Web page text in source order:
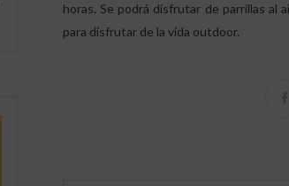
horas. Se podrá disfrutar de parrillas al
para disfrutar de la vida outdoor.